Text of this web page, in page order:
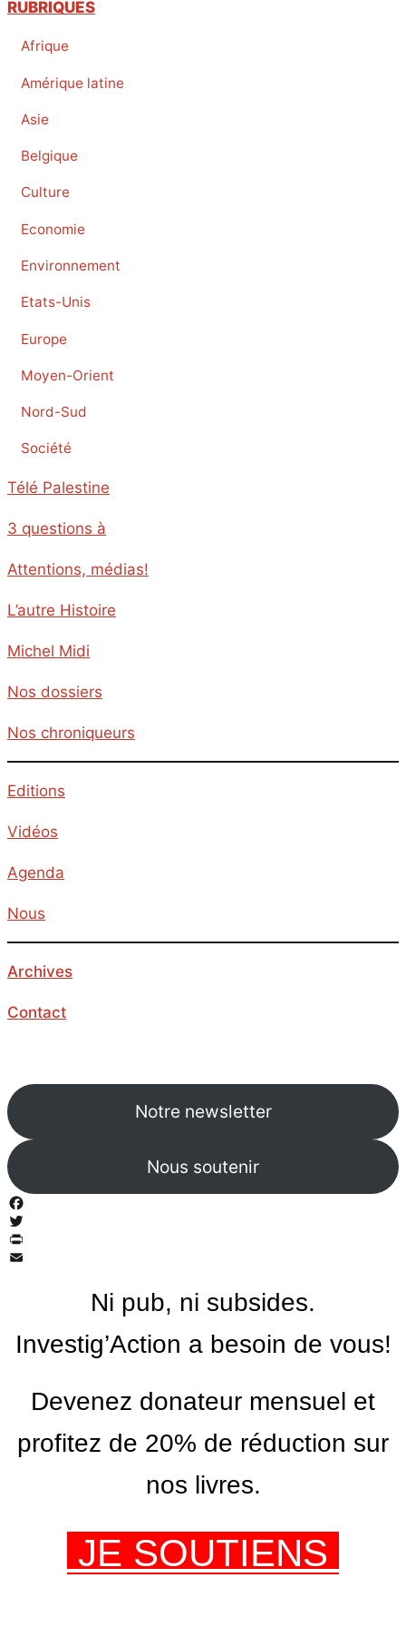
RUBRIQUES
Afrique
Amérique latine
Asie
Belgique
Culture
Economie
Environnement
Etats-Unis
Europe
Moyen-Orient
Nord-Sud
Société
Télé Palestine
3 questions à
Attentions, médias!
L’autre Histoire
Michel Midi
Nos dossiers
Nos chroniqueurs
Editions
Vidéos
Agenda
Nous
Archives
Contact
Notre newsletter
Nous soutenir
Facebook
Twitter
PrintFriendly
Ni pub, ni subsides.
Investig’Action a besoin de vous!
Devenez donateur mensuel et
profitez de 20% de réduction sur
nos livres.
JE SOUTIENS